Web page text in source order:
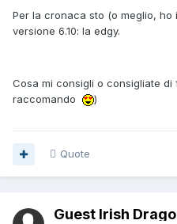
Per la cronaca sto (o meglio,
versione 6.10: la edgy.
Cosa mi consigli o consigliate
raccomando
)
Quote
Guest Irish